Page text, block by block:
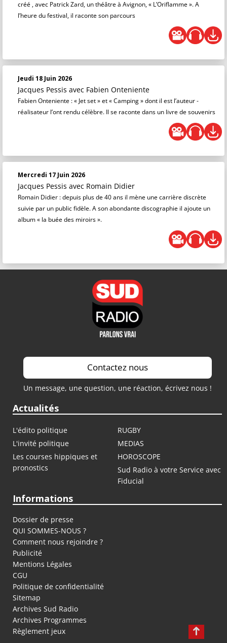
créé , avec Patrick Zard, un théâtre à Avignon, « L’Oriflamme ». A
l’heure du festival, il raconte son parcours
Jeudi 18 Juin 2026
Jacques Pessis avec Fabien Onteniente
Fabien Onteniente : « Jet set » et « Camping » dont il est l’auteur -
réalisateur l’ont rendu célèbre. Il se raconte dans un livre de souvenirs
Mercredi 17 Juin 2026
Jacques Pessis avec Romain Didier
Romain Didier : depuis plus de 40 ans il mène une carrière discrète
suivie par un public fidèle. A son abondante discographie il ajoute un
album « la buée des miroirs ».
Contactez nous
Un message, une question, une réaction, écrivez nous !
Actualités
L'édito politique
RUGBY
L'invité politique
MEDIAS
Les courses hippiques et
pronostics
HOROSCOPE
Sud Radio à votre Service avec
Fiducial
Informations
Dossier de presse
QUI SOMMES-NOUS ?
Comment nous rejoindre ?
Publicité
Mentions Légales
CGU
Politique de confidentialité
Sitemap
Archives Sud Radio
Archives Programmes
Règlement jeux